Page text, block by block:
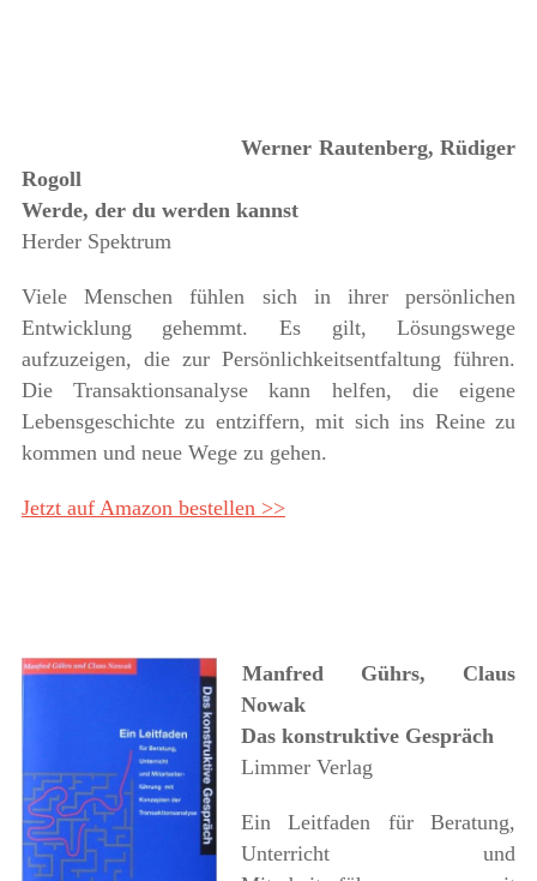
Werner Rautenberg, Rüdiger
Rogoll
Werde, der du werden kannst
Herder Spektrum
Viele Menschen fühlen sich in ihrer persönlichen
Entwicklung gehemmt. Es gilt, Lösungswege
aufzuzeigen, die zur Persönlichkeitsentfaltung führen.
Die Transaktionsanalyse kann helfen, die eigene
Lebensgeschichte zu entziffern, mit sich ins Reine zu
kommen und neue Wege zu gehen.
Jetzt auf Amazon bestellen >>
Manfred Gührs, Claus
Nowak
Das konstruktive Gespräch
Limmer Verlag
Ein Leitfaden für Beratung,
Unterricht und